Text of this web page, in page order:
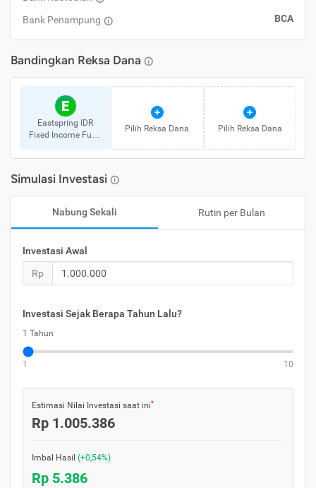
Bank Penampung BCA
Bandingkan Reksa Dana
E
Eastspring IDR
Fixed Income Fund
Pilih Reksa Dana Pilih Reksa Dana
Simulasi Investasi
Nabung Sekali Rutin per Bulan
Investasi Awal
Rp
Investasi Sejak Berapa Tahun Lalu?
1 Tahun
1 10
Estimasi Nilai Investasi saat ini*
Rp 1.005.386
Imbal Hasil (+0,54%)
Rp 5.386